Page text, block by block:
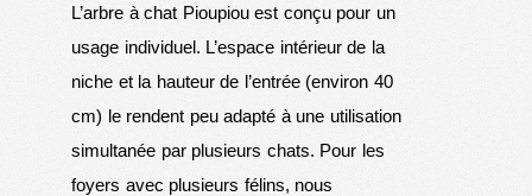
L’arbre à chat Pioupiou est conçu pour un
usage individuel. L’espace intérieur de la
niche et la hauteur de l’entrée (environ 40
cm) le rendent peu adapté à une utilisation
simultanée par plusieurs chats. Pour les
foyers avec plusieurs félins, nous